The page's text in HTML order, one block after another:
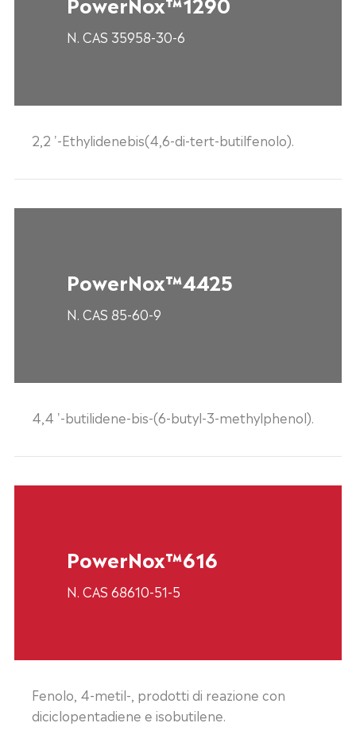
N. CAS 35958-30-6
2,2 '-Ethylidenebis(4,6-di-tert-butilfenolo).
PowerNox™4425
N. CAS 85-60-9
4,4 '-butilidene-bis-(6-butyl-3-methylphenol).
PowerNox™616
N. CAS 68610-51-5
Fenolo, 4-metil-, prodotti di reazione con
diciclopentadiene e isobutilene.